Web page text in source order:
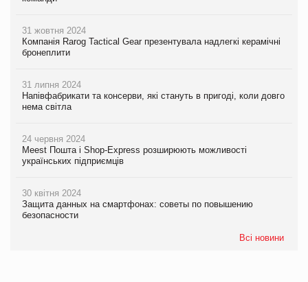
31 жовтня 2024
Компанія Rarog Tactical Gear презентувала надлегкі керамічні
бронеплити
31 липня 2024
Напівфабрикати та консерви, які стануть в пригоді, коли довго
нема світла
24 червня 2024
Meest Пошта і Shop-Express розширюють можливості
українських підприємців
30 квітня 2024
Защита данных на смартфонах: советы по повышению
безопасности
Всі новини